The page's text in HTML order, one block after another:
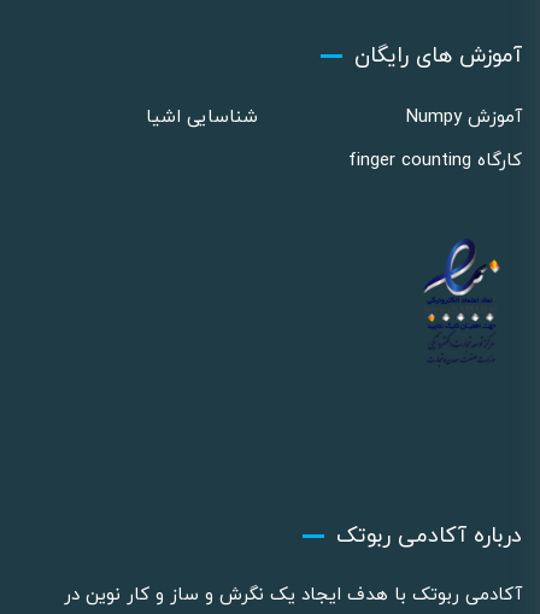
آموزش های رایگان
آموزش Numpy
شناسایی اشیا
کارگاه finger counting
درباره آکادمی ربوتک
آکادمی ربوتک با هدف ایجاد یک نگرش و ساز و کار نوین در